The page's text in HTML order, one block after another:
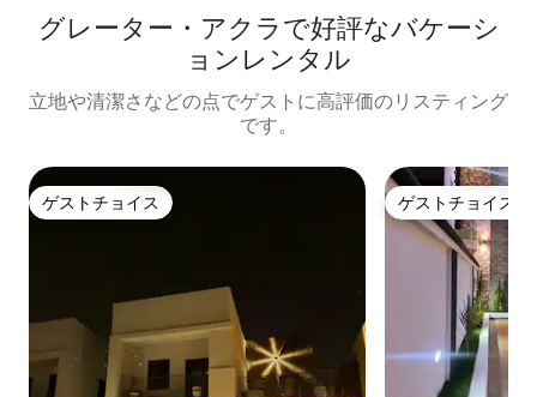
グレーター・アクラで好評なバケーシ
ョンレンタル
立地や清潔さなどの点でゲストに高評価のリスティング
です。
ゲストチョイス
ゲストチョイス ゲストチョイス
ゲストチョイス